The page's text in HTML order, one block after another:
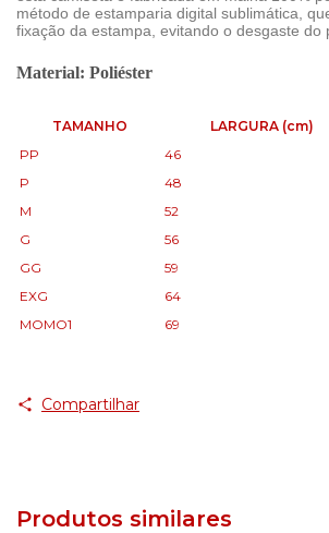
método de estamparia digital sublimática,
fixação da estampa, evitando o desgaste do
Material: Poliéster
TAMANHO LARGURA (cm)
PP
46
P
48
M
52
G
56
GG
59
EXG
64
MOMO1
69
Compartilhar
Produtos similares